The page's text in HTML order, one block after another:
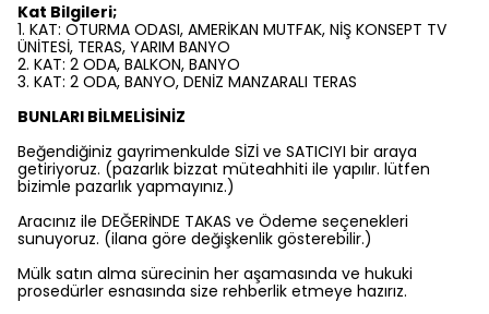
Kat Bilgileri;
1. KAT: OTURMA ODASI, AMERİKAN MUTFAK, NİŞ KONSEPT TV
ÜNİTESİ, TERAS, YARIM BANYO
2. KAT: 2 ODA, BALKON, BANYO
3. KAT: 2 ODA, BANYO, DENİZ MANZARALI TERAS
BUNLARI BİLMELİSİNİZ
Beğendiğiniz gayrimenkulde SİZİ ve SATICIYI bir araya
getiriyoruz. (pazarlık bizzat müteahhiti ile yapılır. lütfen
bizimle pazarlık yapmayınız.)
Aracınız ile DEĞERİNDE TAKAS ve Ödeme seçenekleri
sunuyoruz. (ilana göre değişkenlik gösterebilir.)
Mülk satın alma sürecinin her aşamasında ve hukuki
prosedürler esnasında size rehberlik etmeye hazırız.